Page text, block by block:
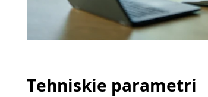
Tehniskie parametri